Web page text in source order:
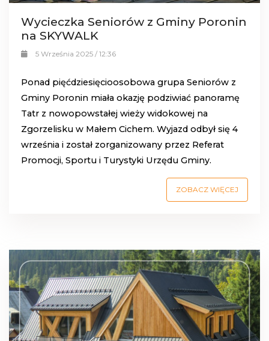
Wycieczka Seniorów z Gminy Poronin
na SKYWALK
5 Września 2025 / 12:36
Ponad pięćdziesięcioosobowa grupa Seniorów z
Gminy Poronin miała okazję podziwiać panoramę
Tatr z nowopowstałej wieży widokowej na
Zgorzelisku w Małem Cichem. Wyjazd odbył się 4
września i został zorganizowany przez Referat
Promocji, Sportu i Turystyki Urzędu Gminy.
ZOBACZ WIĘCEJ